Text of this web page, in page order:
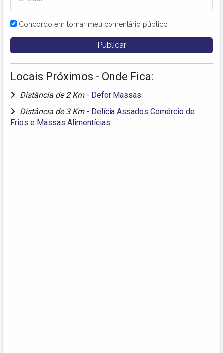
Concordo em tornar meu comentário público
Locais Próximos - Onde Fica:
Distância de 2 Km - Defor Massas
Distância de 3 Km - Delícia Assados Comércio de
Frios e Massas Alimentícias